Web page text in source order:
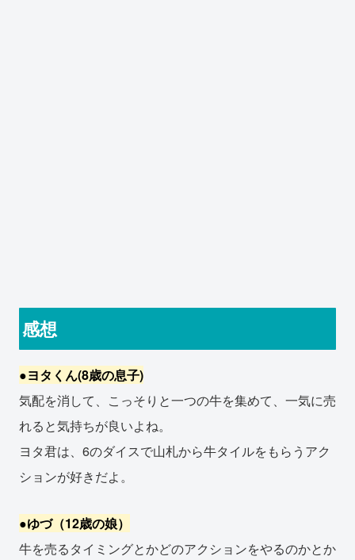
感想
●ヨタくん(8歳の息子)
気配を消して、こっそりと一つの牛を集めて、一気に売
れると気持ちが良いよね。
ヨタ君は、6のダイスで山札から牛タイルをもらうアク
ションが好きだよ。
●ゆづ（12歳の娘）
牛を売るタイミングとかどのアクションをやるのかとか